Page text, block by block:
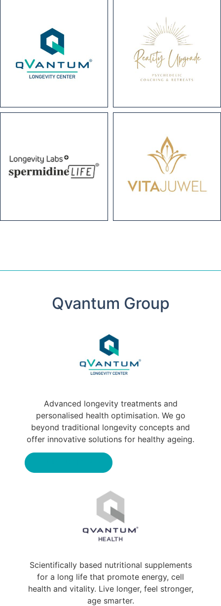
Qvantum Group
Advanced longevity treatments and
personalised health optimisation. We go
beyond traditional longevity concepts and
offer innovative solutions for healthy ageing.
Scientifically based nutritional supplements
for a long life that promote energy, cell
health and vitality. Live longer, feel stronger,
age smarter.